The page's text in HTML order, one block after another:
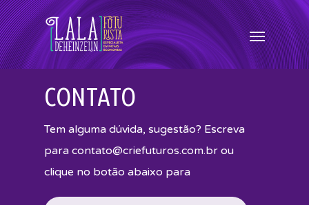
CONTATO
Tem alguma dúvida, sugestão? Escreva
para contato@criefuturos.com.br ou
clique no botão abaixo para